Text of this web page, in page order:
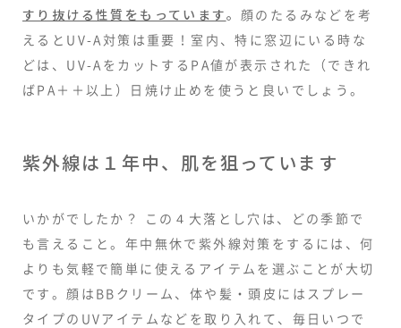
すり抜ける性質をもっています。 顔のたるみなどを考
えるとUV-A対策は重要！室内、特に窓辺にいる時な
どは、UV-AをカットするPA値が表示された（できれ
ばPA＋＋以上）日焼け止めを使うと良いでしょう。
紫外線は１年中、肌を狙っています
いかがでしたか？ この４大落とし穴は、どの季節で
も言えること。年中無休で紫外線対策をするには、何
よりも気軽で簡単に使えるアイテムを選ぶことが大切
です。顔はBBクリーム、体や髪・頭皮にはスプレー
タイプのUVアイテムなどを取り入れて、毎日いつで